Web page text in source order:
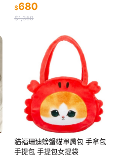
$680
$1,350
貓褔珊迪螃蟹貓單肩包 手拿包
手提包 手提包女提袋